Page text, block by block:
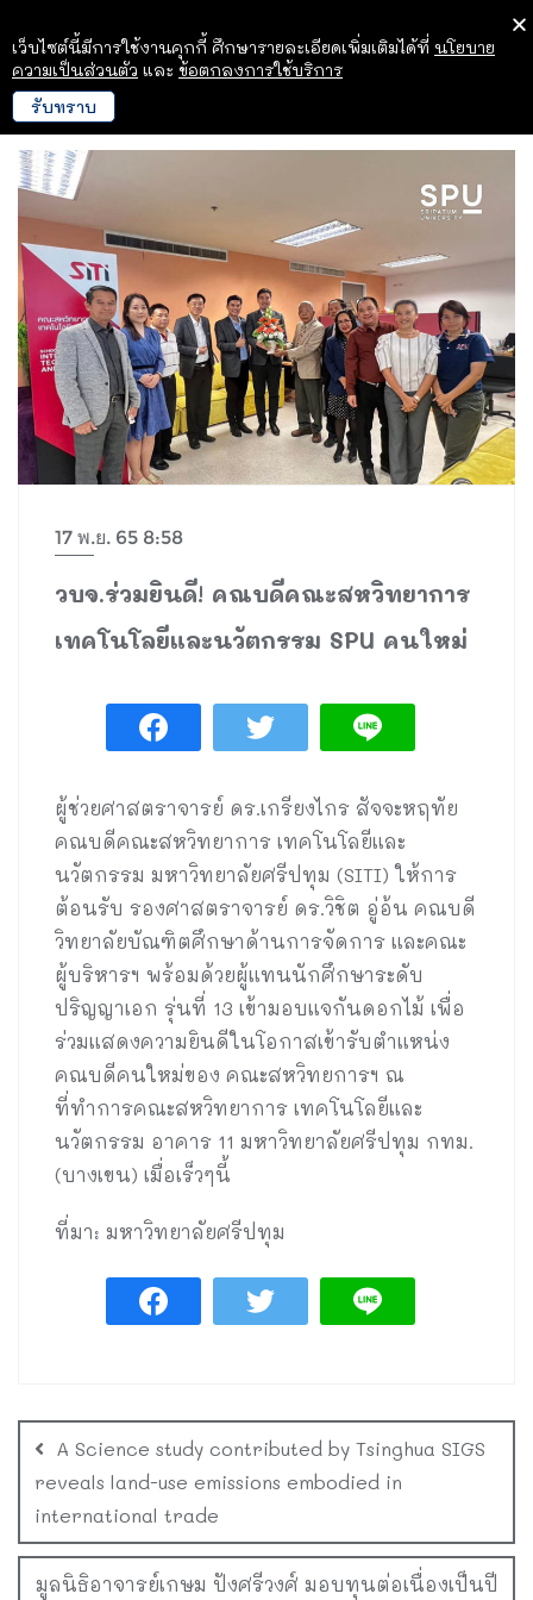
17 พ.ย. 65 8:58
วบจ.ร่วมยินดี! คณบดีคณะสหวิทยาการ
เทคโนโลยีและนวัตกรรม SPU คนใหม่
ผู้ช่วยศาสตราจารย์ ดร.เกรียงไกร สัจจะหฤทัย
คณบดีคณะสหวิทยาการ เทคโนโลยีและ
นวัตกรรม มหาวิทยาลัยศรีปทุม (SITI) ให้การ
ต้อนรับ รองศาสตราจารย์ ดร.วิชิต อู่อ้น คณบดี
วิทยาลัยบัณฑิตศึกษาด้านการจัดการ และคณะ
ผู้บริหารฯ พร้อมด้วยผู้แทนนักศึกษาระดับ
ปริญญาเอก รุ่นที่ 13 เข้ามอบแจกันดอกไม้ เพื่อ
ร่วมแสดงความยินดีในโอกาสเข้ารับตำแหน่ง
คณบดีคนใหม่ของ คณะสหวิทยการฯ ณ
ที่ทำการคณะสหวิทยาการ เทคโนโลยีและ
นวัตกรรม อาคาร 11 มหาวิทยาลัยศรีปทุม กทม.
(บางเขน) เมื่อเร็วๆนี้
ที่มา: มหาวิทยาลัยศรีปทุม
A Science study contributed by Tsinghua SIGS
reveals land-use emissions embodied in
international trade
มูลนิธิอาจารย์เกษม ปังศรีวงศ์ มอบทุนต่อเนื่องเป็นปี
เว็บไซต์นี้มีการใช้งานคุกกี้ ศึกษารายละเอียดเพิ่มเติมได้ที่ นโยบาย
ความเป็นส่วนตัว และ ข้อตกลงการใช้บริการ
รับทราบ